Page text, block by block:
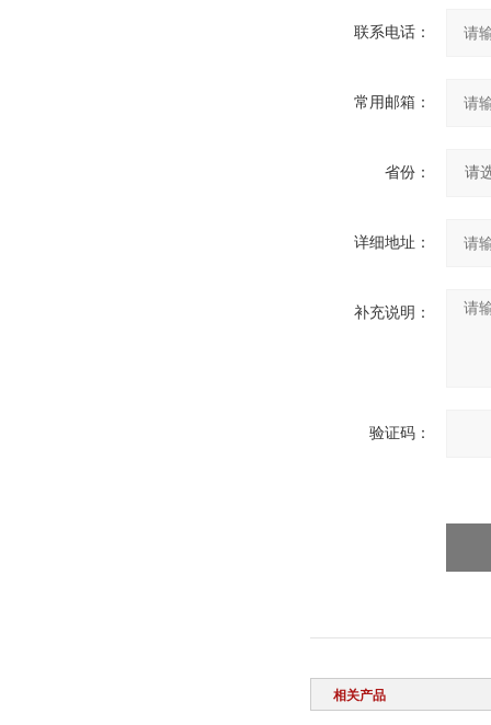
联系电话：
常用邮箱：
省份：
详细地址：
补充说明：
验证码：
相关产品